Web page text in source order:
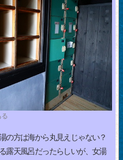
の方は海から丸見えじゃない？
露天風呂だったらしいが、女湯